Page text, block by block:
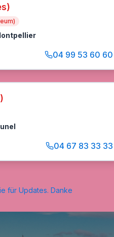
04 99 53 60 60
04 67 83 33 33
für Updates. Danke